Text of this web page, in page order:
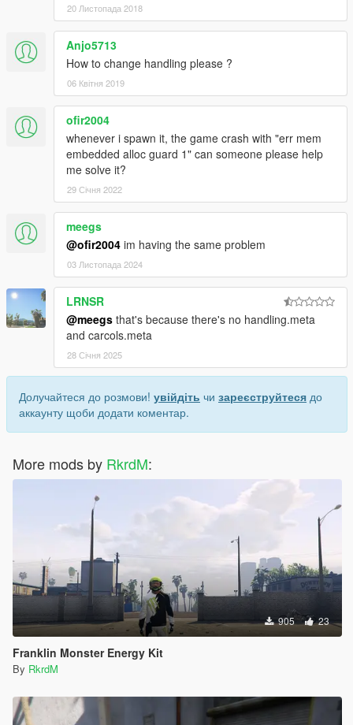
20 Листопада 2018
Anjo5713
How to change handling please ?
06 Квітня 2019
ofir2004
whenever i spawn it, the game crash with "err mem
embedded alloc guard 1" can someone please help
me solve it?
29 Січня 2022
meegs
@ofir2004 im having the same problem
03 Листопада 2024
LRNSR
@meegs that's because there's no handling.meta
and carcols.meta
28 Січня 2025
Долучайтеся до розмови! увійдіть чи зареєструйтеся до
аккаунту щоби додати коментар.
More mods by RkrdM:
905 23
Franklin Monster Energy Kit
By RkrdM